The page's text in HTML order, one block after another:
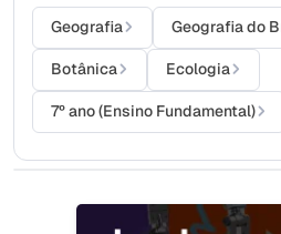
Geografia Geografia do
Botânica Ecologia
7º ano (Ensino Fundamental)